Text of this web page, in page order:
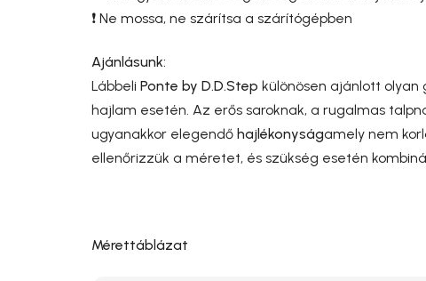
❗ Ne mossa, ne szárítsa a szárítógépben
Ajánlásunk:
Lábbeli Ponte by D.D.Step különösen ajánlott olyan
hajlam esetén. Az erős saroknak, a rugalmas
ugyanakkor elegendő hajlékonyságamely nem
ellenőrizzük a méretet, és szükség esetén
Mérettáblázat